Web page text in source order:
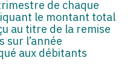
de chaque
le montant total
au titre de la remise
sur l’année
aux débitants